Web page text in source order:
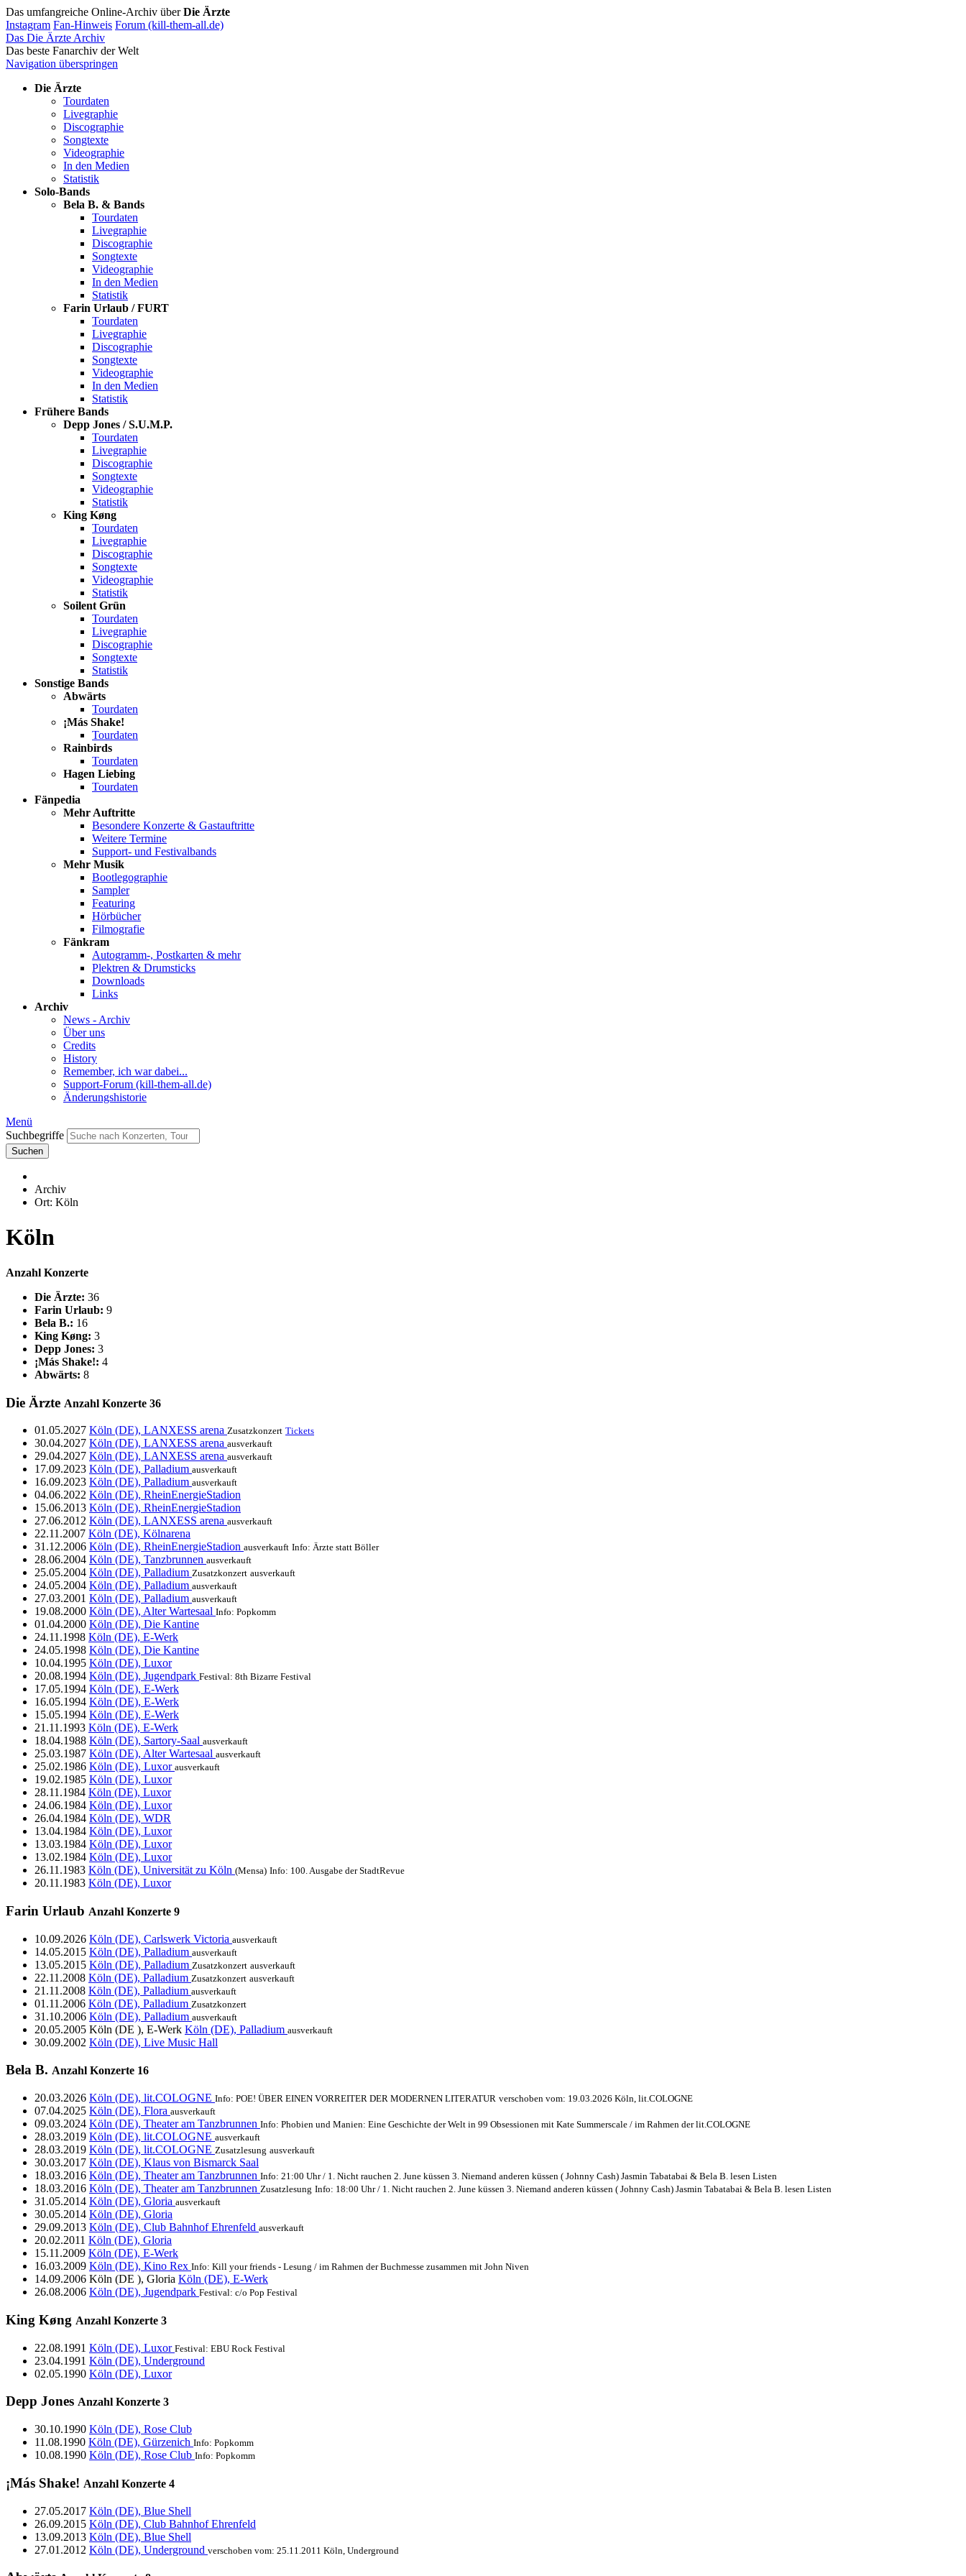
Das umfangreiche Online-Archiv überDie Ärzte
Instagram Fan-Hinweis Forum (kill-them-all.de)
Das Die Ärzte Archiv
Das beste Fanarchiv der Welt
Navigation überspringen
Die Ärzte
Tourdaten
Livegraphie
Discographie
Songtexte
Videographie
In den Medien
Statistik
Solo-Bands
Bela B. & Bands
Tourdaten
Livegraphie
Discographie
Songtexte
Videographie
In den Medien
Statistik
Farin Urlaub / FURT
Tourdaten
Livegraphie
Discographie
Songtexte
Videographie
In den Medien
Statistik
Frühere Bands
Depp Jones / S.U.M.P.
Tourdaten
Livegraphie
Discographie
Songtexte
Videographie
Statistik
King Køng
Tourdaten
Livegraphie
Discographie
Songtexte
Videographie
Statistik
Soilent Grün
Tourdaten
Livegraphie
Discographie
Songtexte
Statistik
Sonstige Bands
Abwärts
Tourdaten
¡Más Shake!
Tourdaten
Rainbirds
Tourdaten
Hagen Liebing
Tourdaten
Fänpedia
Mehr Auftritte
Besondere Konzerte & Gastauftritte
Weitere Termine
Support- und Festivalbands
Mehr Musik
Bootlegographie
Sampler
Featuring
Hörbücher
Filmografie
Fänkram
Autogramm-, Postkarten & mehr
Plektren & Drumsticks
Downloads
Links
Archiv
News - Archiv
Über uns
Credits
History
Remember, ich war dabei...
Support-Forum (kill-them-all.de)
Änderungshistorie
Menü
Suchbegriffe
Suchen
Archiv
Ort: Köln
Köln
Anzahl Konzerte
Die Ärzte: 36
Farin Urlaub: 9
Bela B.: 16
King Køng: 3
Depp Jones: 3
¡Más Shake!: 4
Abwärts: 8
Die Ärzte Anzahl Konzerte 36
01.05.2027 Köln (DE), LANXESS arena Zusatzkonzert Tickets
30.04.2027 Köln (DE), LANXESS arena ausverkauft
29.04.2027 Köln (DE), LANXESS arena ausverkauft
17.09.2023 Köln (DE), Palladium ausverkauft
16.09.2023 Köln (DE), Palladium ausverkauft
04.06.2022 Köln (DE), RheinEnergieStadion
15.06.2013 Köln (DE), RheinEnergieStadion
27.06.2012 Köln (DE), LANXESS arena ausverkauft
22.11.2007 Köln (DE), Kölnarena
31.12.2006 Köln (DE), RheinEnergieStadion ausverkauft Info: Ärzte statt Böller
28.06.2004 Köln (DE), Tanzbrunnen ausverkauft
25.05.2004 Köln (DE), Palladium Zusatzkonzert ausverkauft
24.05.2004 Köln (DE), Palladium ausverkauft
27.03.2001 Köln (DE), Palladium ausverkauft
19.08.2000 Köln (DE), Alter Wartesaal Info: Popkomm
01.04.2000 Köln (DE), Die Kantine
24.11.1998 Köln (DE), E-Werk
24.05.1998 Köln (DE), Die Kantine
10.04.1995 Köln (DE), Luxor
20.08.1994 Köln (DE), Jugendpark Festival: 8th Bizarre Festival
17.05.1994 Köln (DE), E-Werk
16.05.1994 Köln (DE), E-Werk
15.05.1994 Köln (DE), E-Werk
21.11.1993 Köln (DE), E-Werk
18.04.1988 Köln (DE), Sartory-Saal ausverkauft
25.03.1987 Köln (DE), Alter Wartesaal ausverkauft
25.02.1986 Köln (DE), Luxor ausverkauft
19.02.1985 Köln (DE), Luxor
28.11.1984 Köln (DE), Luxor
24.06.1984 Köln (DE), Luxor
26.04.1984 Köln (DE), WDR
13.04.1984 Köln (DE), Luxor
13.03.1984 Köln (DE), Luxor
13.02.1984 Köln (DE), Luxor
26.11.1983 Köln (DE), Universität zu Köln (Mensa) Info: 100. Ausgabe der StadtRevue
20.11.1983 Köln (DE), Luxor
Farin Urlaub Anzahl Konzerte 9
10.09.2026 Köln (DE), Carlswerk Victoria ausverkauft
14.05.2015 Köln (DE), Palladium ausverkauft
13.05.2015 Köln (DE), Palladium Zusatzkonzert ausverkauft
22.11.2008 Köln (DE), Palladium Zusatzkonzert ausverkauft
21.11.2008 Köln (DE), Palladium ausverkauft
01.11.2006 Köln (DE), Palladium Zusatzkonzert
31.10.2006 Köln (DE), Palladium ausverkauft
20.05.2005 Köln (DE ), E-Werk Köln (DE), Palladium ausverkauft
30.09.2002 Köln (DE), Live Music Hall
Bela B. Anzahl Konzerte 16
20.03.2026 Köln (DE), lit.COLOGNE Info: POE! ÜBER EINEN VORREITER DER MODERNEN LITERATUR verschoben vom: 19.03.2026 Köln, lit.COLOGNE
07.04.2025 Köln (DE), Flora ausverkauft
09.03.2024 Köln (DE), Theater am Tanzbrunnen Info: Phobien und Manien: Eine Geschichte der Welt in 99 Obsessionen mit Kate Summerscale / im Rahmen der lit.COLOGNE
28.03.2019 Köln (DE), lit.COLOGNE ausverkauft
28.03.2019 Köln (DE), lit.COLOGNE Zusatzlesung ausverkauft
30.03.2017 Köln (DE), Klaus von Bismarck Saal
18.03.2016 Köln (DE), Theater am Tanzbrunnen Info: 21:00 Uhr / 1. Nicht rauchen 2. June küssen 3. Niemand anderen küssen ( Johnny Cash) Jasmin Tabatabai & Bela B. lesen Listen
18.03.2016 Köln (DE), Theater am Tanzbrunnen Zusatzlesung Info: 18:00 Uhr / 1. Nicht rauchen 2. June küssen 3. Niemand anderen küssen ( Johnny Cash) Jasmin Tabatabai & Bela B. lesen Listen
31.05.2014 Köln (DE), Gloria ausverkauft
30.05.2014 Köln (DE), Gloria
29.09.2013 Köln (DE), Club Bahnhof Ehrenfeld ausverkauft
20.02.2011 Köln (DE), Gloria
15.11.2009 Köln (DE), E-Werk
16.03.2009 Köln (DE), Kino Rex Info: Kill your friends - Lesung / im Rahmen der Buchmesse zusammen mit John Niven
14.09.2006 Köln (DE ), Gloria Köln (DE), E-Werk
26.08.2006 Köln (DE), Jugendpark Festival: c/o Pop Festival
King Køng Anzahl Konzerte 3
22.08.1991 Köln (DE), Luxor Festival: EBU Rock Festival
23.04.1991 Köln (DE), Underground
02.05.1990 Köln (DE), Luxor
Depp Jones Anzahl Konzerte 3
30.10.1990 Köln (DE), Rose Club
11.08.1990 Köln (DE), Gürzenich Info: Popkomm
10.08.1990 Köln (DE), Rose Club Info: Popkomm
¡Más Shake! Anzahl Konzerte 4
27.05.2017 Köln (DE), Blue Shell
26.09.2015 Köln (DE), Club Bahnhof Ehrenfeld
13.09.2013 Köln (DE), Blue Shell
27.01.2012 Köln (DE), Underground verschoben vom: 25.11.2011 Köln, Underground